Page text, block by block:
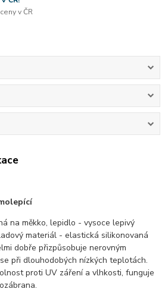
v ČR
na měkko, lepidlo - vysoce lepivý
materiál - elastická silikonovaná
dobře přizpůsobuje nerovným
při dlouhodobých nízkých teplotách.
proti UV záření a vlhkosti, funguje